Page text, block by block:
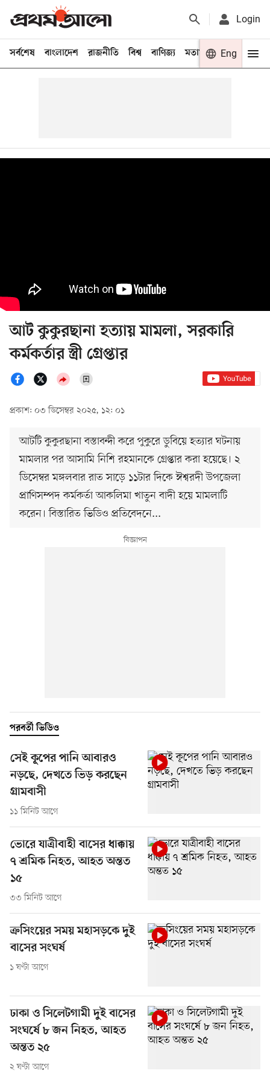
Login
সর্বশেষ বাংলাদেশ রাজনীতি বিশ্ব বাণিজ্য মতামত খেলা
Eng
আট কুকুরছানা হত্যায় মামলা, সরকারি
কর্মকর্তার স্ত্রী গ্রেপ্তার
প্রকাশ: ০৩ ডিসেম্বর ২০২৫, ১২: ০১
আটটি কুকুরছানা বস্তাবন্দী করে পুকুরে ডুবিয়ে হত্যার ঘটনায়
মামলার পর আসামি নিশি রহমানকে গ্রেপ্তার করা হয়েছে। ২
ডিসেম্বর মঙ্গলবার রাত সাড়ে ১১টার দিকে ঈশ্বরদী উপজেলা
প্রাণিসম্পদ কর্মকর্তা আকলিমা খাতুন বাদী হয়ে মামলাটি
করেন। বিস্তারিত ভিডিও প্রতিবেদনে...
পরবর্তী ভিডিও
সেই কূপের পানি আবারও
নড়ছে, দেখতে ভিড় করছেন
গ্রামবাসী
১১ মিনিট আগে
ভোরে যাত্রীবাহী বাসের ধাক্কায়
৭ শ্রমিক নিহত, আহত অন্তত
১৫
৩৩ মিনিট আগে
ক্রসিংয়ের সময় মহাসড়কে দুই
বাসের সংঘর্ষ
১ ঘণ্টা আগে
ঢাকা ও সিলেটগামী দুই বাসের
সংঘর্ষে ৮ জন নিহত, আহত
অন্তত ২৫
২ ঘণ্টা আগে